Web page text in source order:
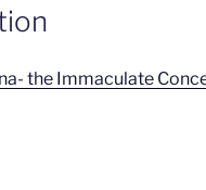
the Immaculate